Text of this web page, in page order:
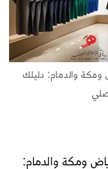
والدمام: دليلك
ومكة والدمام: